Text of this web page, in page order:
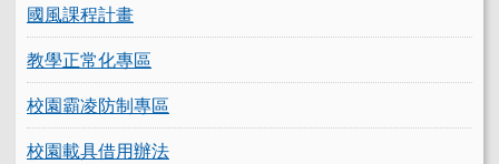
國風課程計畫
教學正常化專區
校園霸凌防制專區
校園載具借用辦法